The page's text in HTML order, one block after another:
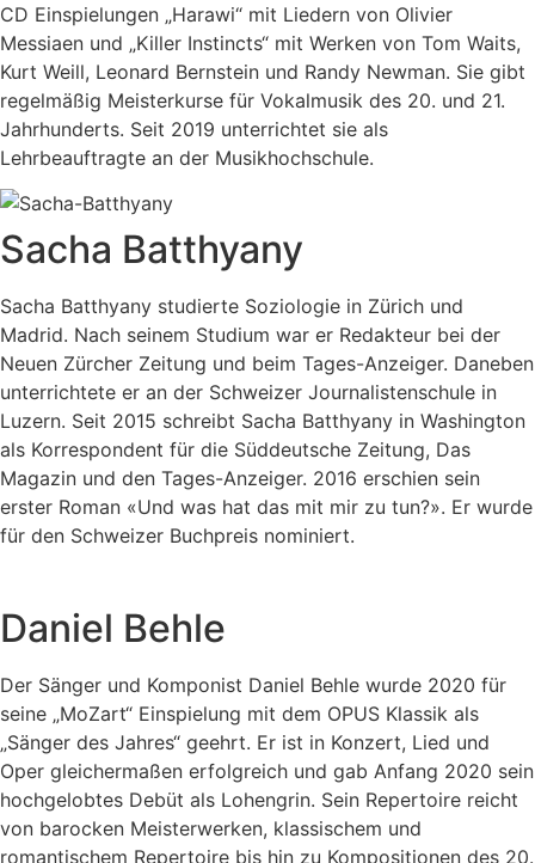
CD Einspielungen „Harawi“ mit Liedern von Olivier
Messiaen und „Killer Instincts“ mit Werken von Tom Waits,
Kurt Weill, Leonard Bernstein und Randy Newman. Sie gibt
regelmäßig Meisterkurse für Vokalmusik des 20. und 21.
Jahrhunderts. Seit 2019 unterrichtet sie als
Lehrbeauftragte an der Musikhochschule.
Sacha Batthyany
Sacha Batthyany studierte Soziologie in Zürich und
Madrid. Nach seinem Studium war er Redakteur bei der
Neuen Zürcher Zeitung und beim Tages-Anzeiger. Daneben
unterrichtete er an der Schweizer Journalistenschule in
Luzern. Seit 2015 schreibt Sacha Batthyany in Washington
als Korrespondent für die Süddeutsche Zeitung, Das
Magazin und den Tages-Anzeiger. 2016 erschien sein
erster Roman «Und was hat das mit mir zu tun?». Er wurde
für den Schweizer Buchpreis nominiert.
Daniel Behle
Der Sänger und Komponist Daniel Behle wurde 2020 für
seine „MoZart“ Einspielung mit dem OPUS Klassik als
„Sänger des Jahres“ geehrt. Er ist in Konzert, Lied und
Oper gleichermaßen erfolgreich und gab Anfang 2020 sein
hochgelobtes Debüt als Lohengrin. Sein Repertoire reicht
von barocken Meisterwerken, klassischem und
romantischem Repertoire bis hin zu Kompositionen des 20.